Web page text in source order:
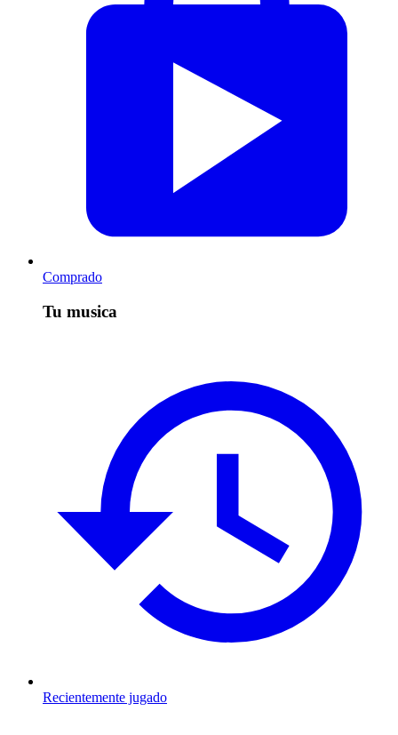
Comprado
Tu musica
Recientemente jugado